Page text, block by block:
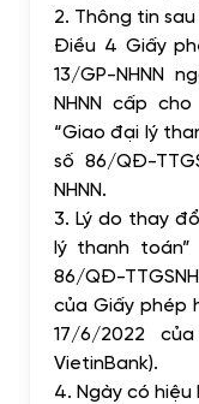
2. Thông tin
Điều 4 Giấy
13/GP-NHNN
NHNN cấp
“Giao đại lý
số 86/QĐ-
NHNN.
3. Lý do thay
lý thanh
86/QĐ-
của Giấy phép
17/6/2022
VietinBank).
4. Ngày có